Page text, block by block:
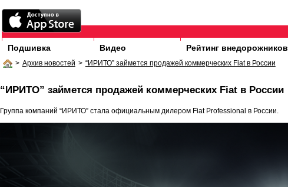
Подшивка Видео Рейтинг внедорожников
> Архив новостей > “ИРИТО” займется продажей коммерческих Fiat в России
“ИРИТО” займется продажей коммерческих Fiat в России
Группа компаний “ИРИТО” стала официальным дилером Fiat Professional в России.